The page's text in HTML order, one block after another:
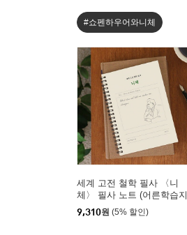
#쇼펜하우어와니체
세계 고전 철학 필사 〈니
체〉 필사 노트 (어른학습지
⑮)
9,310원 (5% 할인)